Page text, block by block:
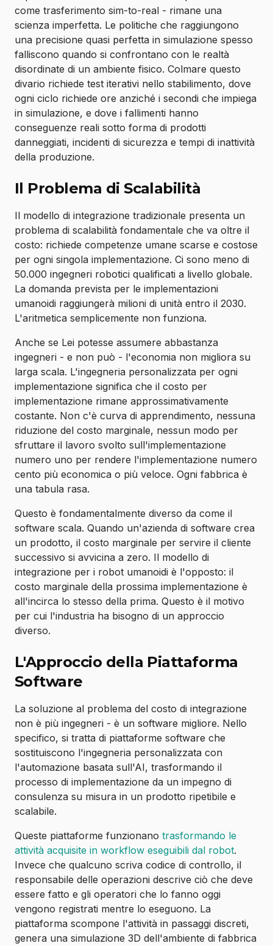
come trasferimento sim-to-real - rimane una
scienza imperfetta. Le politiche che raggiungono
una precisione quasi perfetta in simulazione spesso
falliscono quando si confrontano con le realtà
disordinate di un ambiente fisico. Colmare questo
divario richiede test iterativi nello stabilimento, dove
ogni ciclo richiede ore anziché i secondi che impiega
in simulazione, e dove i fallimenti hanno
conseguenze reali sotto forma di prodotti
danneggiati, incidenti di sicurezza e tempi di inattività
della produzione.
Il Problema di Scalabilità
Il modello di integrazione tradizionale presenta un
problema di scalabilità fondamentale che va oltre il
costo: richiede competenze umane scarse e costose
per ogni singola implementazione. Ci sono meno di
50.000 ingegneri robotici qualificati a livello globale.
La domanda prevista per le implementazioni
umanoidi raggiungerà milioni di unità entro il 2030.
L'aritmetica semplicemente non funziona.
Anche se Lei potesse assumere abbastanza
ingegneri - e non può - l'economia non migliora su
larga scala. L'ingegneria personalizzata per ogni
implementazione significa che il costo per
implementazione rimane approssimativamente
costante. Non c'è curva di apprendimento, nessuna
riduzione del costo marginale, nessun modo per
sfruttare il lavoro svolto sull'implementazione
numero uno per rendere l'implementazione numero
cento più economica o più veloce. Ogni fabbrica è
una tabula rasa.
Questo è fondamentalmente diverso da come il
software scala. Quando un'azienda di software crea
un prodotto, il costo marginale per servire il cliente
successivo si avvicina a zero. Il modello di
integrazione per i robot umanoidi è l'opposto: il
costo marginale della prossima implementazione è
all'incirca lo stesso della prima. Questo è il motivo
per cui l'industria ha bisogno di un approccio
diverso.
L'Approccio della Piattaforma
Software
La soluzione al problema del costo di integrazione
non è più ingegneri - è un software migliore. Nello
specifico, si tratta di piattaforme software che
sostituiscono l'ingegneria personalizzata con
l'automazione basata sull'AI, trasformando il
processo di implementazione da un impegno di
consulenza su misura in un prodotto ripetibile e
scalabile.
Queste piattaforme funzionano trasformando le
attività acquisite in workflow eseguibili dal robot.
Invece che qualcuno scriva codice di controllo, il
responsabile delle operazioni descrive ciò che deve
essere fatto e gli operatori che lo fanno oggi
vengono registrati mentre lo eseguono. La
piattaforma scompone l'attività in passaggi discreti,
genera una simulazione 3D dell'ambiente di fabbrica